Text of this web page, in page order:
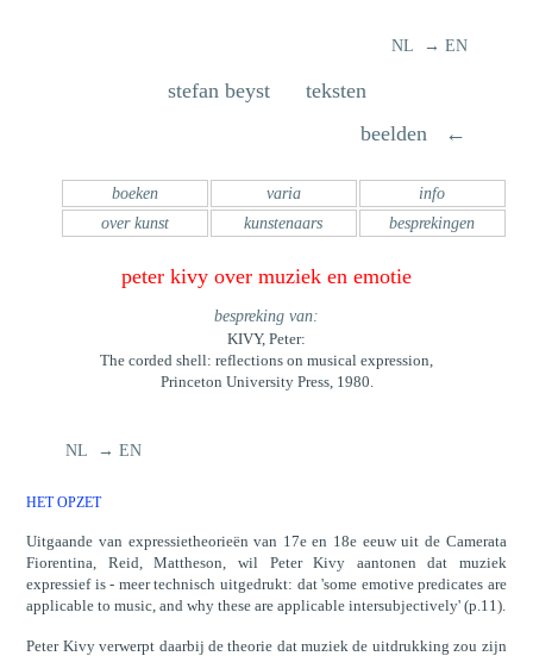
NL → EN
stefan beyst teksten
beelden ←
info
varia
boeken
besprekingen
kunstenaars
over kunst
peter kivy over muziek en emotie
bespreking van:
KIVY, Peter:
The corded shell: reflections on musical expression,
Princeton University Press, 1980.
NL → EN
HET OPZET
Uitgaande van expressietheorieën van 17e en 18e eeuw uit de Camerata
Fiorentina, Reid, Mattheson, wil Peter Kivy aantonen dat muziek
expressief is - meer technisch uitgedrukt: dat 'some emotive predicates are
applicable to music, and why these are applicable intersubjectively' (p.11).
Peter Kivy verwerpt daarbij de theorie dat muziek de uitdrukking zou zijn